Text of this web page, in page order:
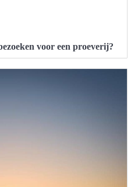
voor een proeverij?